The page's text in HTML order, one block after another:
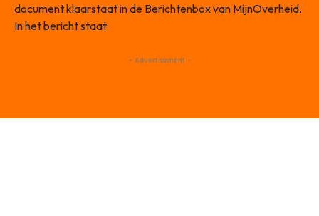
document klaarstaat in de Berichtenbox van MijnOverheid.
In het bericht staat:
- Advertisement -